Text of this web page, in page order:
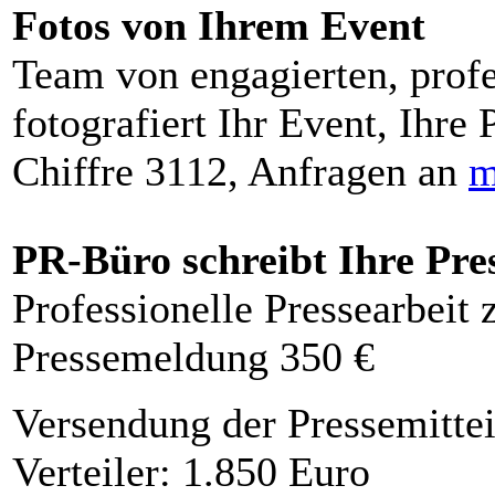
Fotos von Ihrem Event
Team von engagierten,
fotografiert Ihr Event, Ihre
Chiffre 3112, Anfragen an
PR-Büro schreibt Ihre
Professionelle Pressearbeit
Pressemeldung 350 €
Versendung der
Verteiler: 1.850 Euro